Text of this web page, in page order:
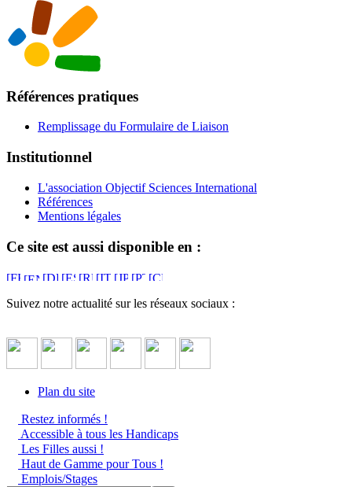
Références pratiques
Remplissage du Formulaire de Liaison
Institutionnel
L'association Objectif Sciences International
Références
Mentions légales
Ce site est aussi disponible en :
Suivez notre actualité sur les réseaux sociaux :
Plan du site
Restez informés !
Accessible à tous les Handicaps
Les Filles aussi !
Haut de Gamme pour Tous !
Emplois/Stages